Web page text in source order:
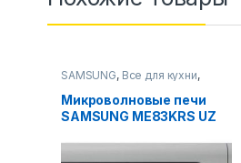
SAMSUNG, Все для кухни,
Микроволновые печи
SAMSUNG ME83KRS UZ